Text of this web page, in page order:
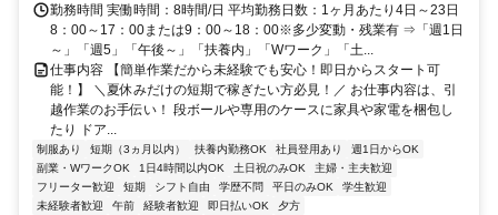
勤務時間 実働時間：8時間/日 平均勤務日数：1ヶ月あたり4日～23日
8：00～17：00または9：00～18：00※多少変動・残業有 ⇒「週1日
～」「週5」「午後～」「扶養内」「Wワーク」「土...
仕事内容 【簡単作業だから未経験でも安心！即日からスタート可
能！】 ＼夏休みだけの短期で稼ぎたい方必見！／ お仕事内容は、引
越作業のお手伝い！ 段ボールや専用のケースに家具や家電を梱包し
たり ドア...
制服あり 短期（3ヵ月以内） 扶養内勤務OK 社員登用あり
週1日からOK
副業・WワークOK
1日4時間以内OK 土日祝のみOK
主婦・主夫歓迎
フリーター歓迎
短期 シフト自由 学歴不問 平日のみOK
学生歓迎
未経験者歓迎
午前 経験者歓迎 即日払いOK 夕方